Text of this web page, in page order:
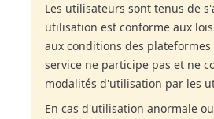
Les utilisateurs sont tenus de
utilisation est conforme aux
aux conditions des plateformes
service ne participe pas et ne
modalités d'utilisation par les
En cas d'utilisation anormale